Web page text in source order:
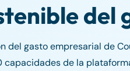
del
del gasto empresarial de
capacidades de la